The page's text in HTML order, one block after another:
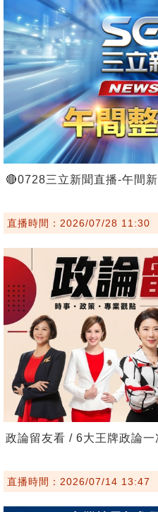
🔴0728三立新聞直播-午間
直播時間：2026/07/28 11:30
政論留友看 / 6大王牌政論
直播時間：2026/07/14 13:47